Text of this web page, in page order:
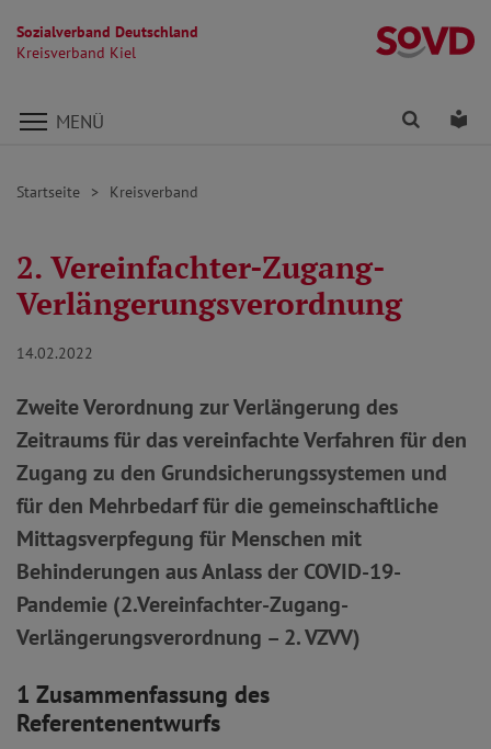
Sozialverband Deutschland
Kreisverband Kiel
Direkt zu den Inhalten springen
MENÜ Finden
Startseite Kreisverband
2. Vereinfachter-Zugang-
Verlängerungsverordnung
14.02.2022
Zweite Verordnung zur Verlängerung des
Zeitraums für das vereinfachte Verfahren für den
Zugang zu den Grundsicherungssystemen und
für den Mehrbedarf für die gemeinschaftliche
Mittagsverpfegung für Menschen mit
Behinderungen aus Anlass der COVID-19-
Pandemie (2.Vereinfachter-Zugang-
Verlängerungsverordnung – 2. VZVV)
1 Zusammenfassung des
Referentenentwurfs